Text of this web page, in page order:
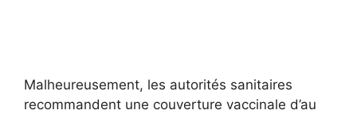
Malheureusement, les autorités sanitaires
recommandent une couverture vaccinale d’au